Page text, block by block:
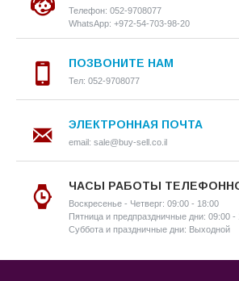
Телефон: 052-9708077
WhatsApp: +972-54-703-98-20
ПОЗВОНИТЕ НАМ
Тел: 052-9708077
ЭЛЕКТРОННАЯ ПОЧТА
email: sale@buy-sell.co.il
ЧАСЫ РАБОТЫ
Воскресенье - Четверг: 09:00 - 18:00
Пятница и предпраздничные дни: 09:00 -
Суббота и праздничные дни: Выходной